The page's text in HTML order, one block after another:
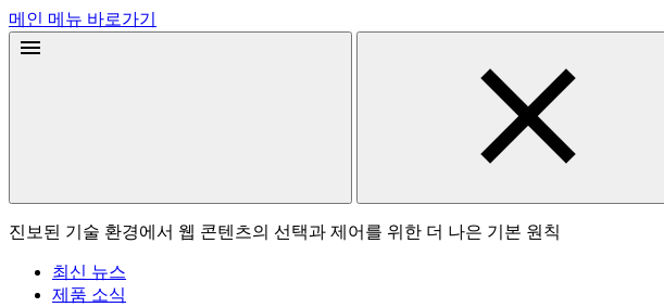
메인 메뉴 바로가기
진보된 기술 환경에서 웹 콘텐츠의 선택과 제어를 위한 더 나은 기본 원칙
최신 뉴스
제품 소식